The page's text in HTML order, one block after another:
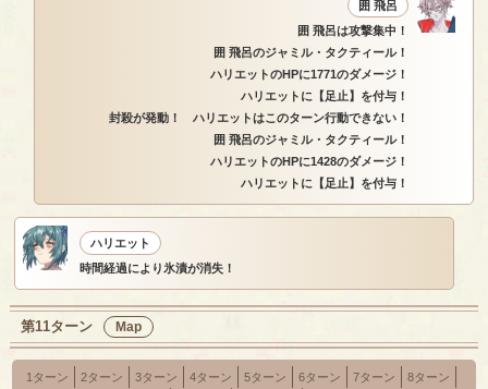
囲 飛呂
囲 飛呂は攻撃集中！
囲 飛呂のジャミル・タクティール！
ハリエットのHPに1771のダメージ！
ハリエットに【足止】を付与！
封殺が発動！ ハリエットはこのターン行動できない！
囲 飛呂のジャミル・タクティール！
ハリエットのHPに1428のダメージ！
ハリエットに【足止】を付与！
ハリエット
時間経過により氷漬が消失！
第11ターン Map
1ターン 2ターン 3ターン 4ターン 5ターン 6ターン 7ターン
8ターン